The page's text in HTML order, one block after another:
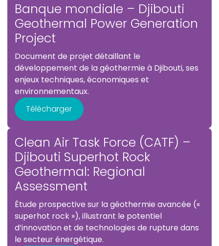
Banque mondiale – Djibouti
Geothermal Power Generation
Project
Document de projet détaillant le
développement de la géothermie à Djibouti, ses
enjeux techniques, économiques et
environnementaux.
Télécharger
Clean Air Task Force (CATF) –
Djibouti Superhot Rock
Geothermal: Regional
Assessment
Étude prospective sur la géothermie avancée («
superhot rock »), illustrant le potentiel
d’innovation et de technologies de rupture dans
le secteur énergétique.